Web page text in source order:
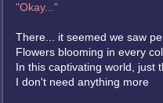
"Okay..."
There... it seemed we saw
Flowers blooming in every
In this captivating world, just
I don't need anything more